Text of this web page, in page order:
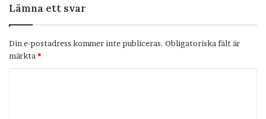
Lämna ett svar
Din e-postadress kommer inte publiceras. Obligatoriska fält är
märkta *